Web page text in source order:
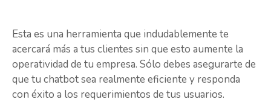
Esta es una herramienta que indudablemente te
acercará más a tus clientes sin que esto aumente la
operatividad de tu empresa. Sólo debes asegurarte de
que tu chatbot sea realmente eficiente y responda
con éxito a los requerimientos de tus usuarios.